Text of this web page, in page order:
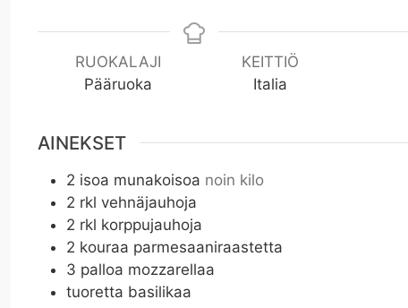
n
n
RUOKALAJI
Pääruoka
KEITTIÖ
Italia
AINEKSET
2 isoa munakoisoa noin kilo
2 rkl vehnäjauhoja
2 rkl korppujauhoja
2 kouraa parmesaaniraastetta
3 palloa mozzarellaa
tuoretta basilikaa